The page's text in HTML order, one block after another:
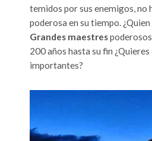
temidos por sus enemigos, no
poderosa en su tiempo.
Grandes maestres
200 años hasta su fin
importantes?